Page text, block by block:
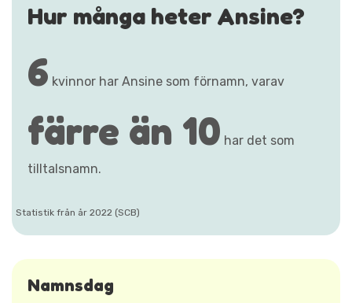
Hur många heter Ansine?
6 kvinnor har Ansine som förnamn, varav
färre än 10 har det som
tilltalsnamn.
Statistik från år 2022 (SCB)
Namnsdag